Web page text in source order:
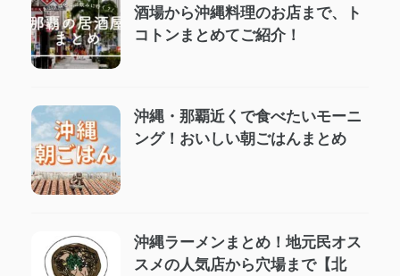
酒場から沖縄料理のお店まで、ト
コトンまとめてご紹介！
沖縄・那覇近くで食べたいモーニ
ング！おいしい朝ごはんまとめ
沖縄ラーメンまとめ！地元民オス
スメの人気店から穴場まで【北